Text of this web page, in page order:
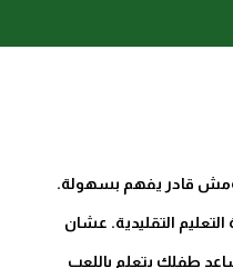
قادر يفهم بسهولة.
التقليدية. عشان
طفلك يتعلم باللعب